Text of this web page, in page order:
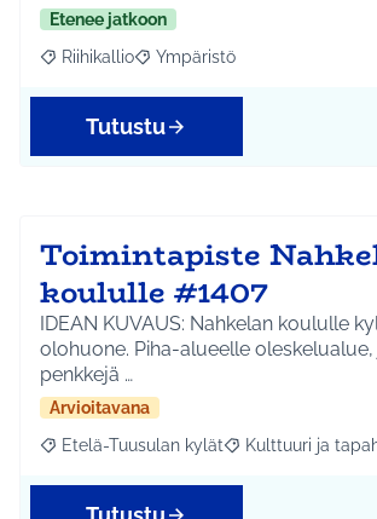
Etenee jatkoon
Rajaa tulokset aihepiirin mukaan: Riihikallio
Riihikallio Rajaa tulokset teeman
Ympäristö
Tutustu
Toimintapiste
koululle #1407
IDEAN KUVAUS: Nahkelan koululle
olohuone. Piha-alueelle oleskelualue,
penkkejä …
Arvioitavana
Rajaa tulokset aihepiirin mukaan: Etelä-
Etelä-Tuusulan kylät Rajaa tulokset
Kulttuuri ja